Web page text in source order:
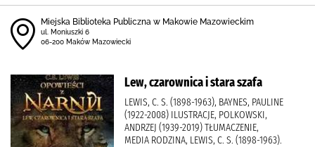
Miejska Biblioteka Publiczna w Makowie Mazowieckim
ul. Moniuszki 6
06-200 Maków Mazowiecki
Lew, czarownica i stara szafa
LEWIS, C. S. (1898-1963), BAYNES, PAULINE
(1922-2008) ILUSTRACJE, POLKOWSKI,
ANDRZEJ (1939-2019) TŁUMACZENIE,
MEDIA RODZINA, LEWIS, C. S. (1898-1963).